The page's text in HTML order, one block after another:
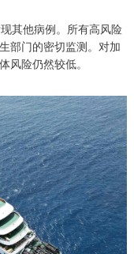
其他病例。所有高风险
部门的密切监测。对加
风险仍然较低。